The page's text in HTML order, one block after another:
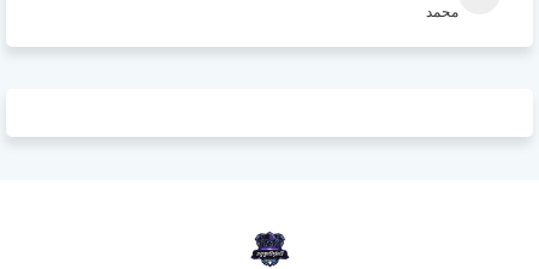
محمد